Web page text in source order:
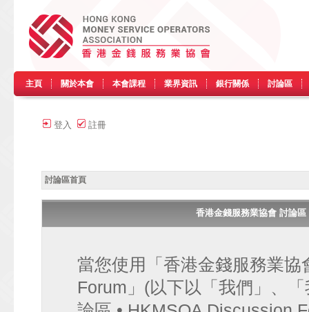
主頁 關於本會 本會課程 業界資訊 銀行關係 討論區
登入 註冊
討論區首頁
香港金錢服務業協會 討論
當您使用「香港金錢服務業
Forum」(以下以「我們」、